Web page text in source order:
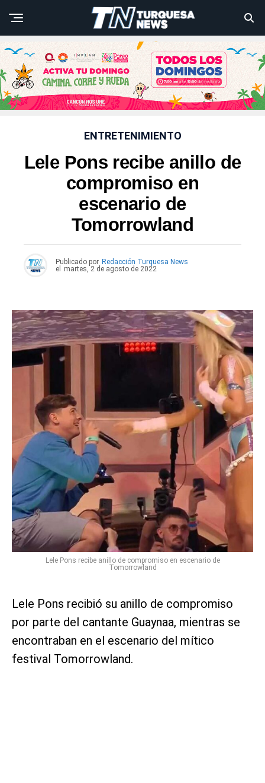
ENTRETENIMIENTO
Lele Pons recibe anillo de
compromiso en
escenario de
Tomorrowland
Publicado por Redacción Turquesa News
el
martes, 2 de agosto de 2022
Lele Pons recibe anillo de compromiso en escenario de
Tomorrowland
Lele Pons recibió su anillo de compromiso
por parte del cantante Guaynaa, mientras se
encontraban en el escenario del mítico
festival Tomorrowland.